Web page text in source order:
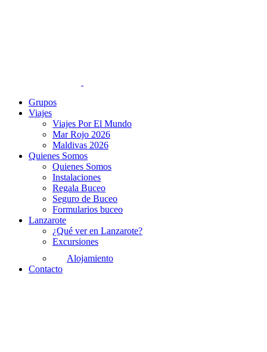
Grupos
Viajes
Viajes Por El Mundo
Mar Rojo 2026
Maldivas 2026
Quienes Somos
Quienes Somos
Instalaciones
Regala Buceo
Seguro de Buceo
Formularios buceo
Lanzarote
¿Qué ver en Lanzarote?
Excursiones
Alojamiento
Contacto